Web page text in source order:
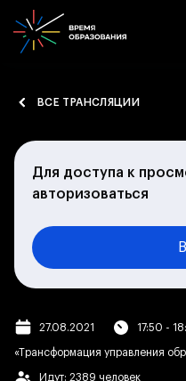
ВСЕ ТРАНСЛЯЦИИ
Для доступа к
авторизоваться
27.08.2021 17:50 -
«Трансформация управления
Идут: 2389 человек